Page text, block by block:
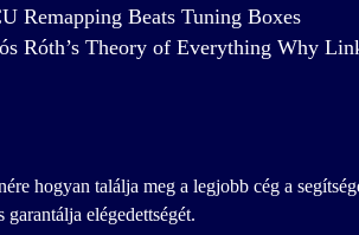
Remapping Beats Tuning Boxes
Róth’s Theory of Everything Why
hogyan találja meg a legjobb cég a
elégedettségét.